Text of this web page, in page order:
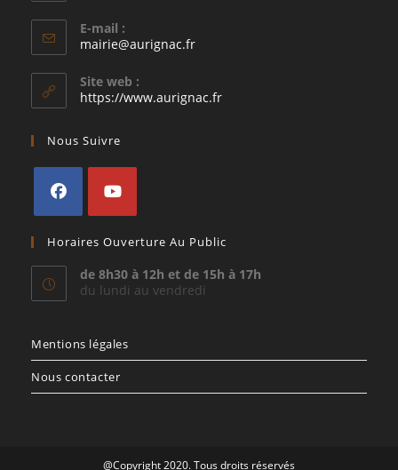
E-mail :
mairie@aurignac.frS’ouvre
application
Site web :
https://www.aurignac.fr
Nous Suivre
dans
un
nouvel
dans
un
nouvel
Horaires Ouverture Au Public
de 8h30 à 12h et de 15h à 17h
du lundi au vendredi
Mentions légales
Nous contacter
@Copyright 2020. Tous droits réservés